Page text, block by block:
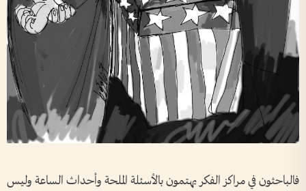
فالباحثون في مراكز الفكر يهتمون بالأسئلة الملحة وأحداث الساعة وليس